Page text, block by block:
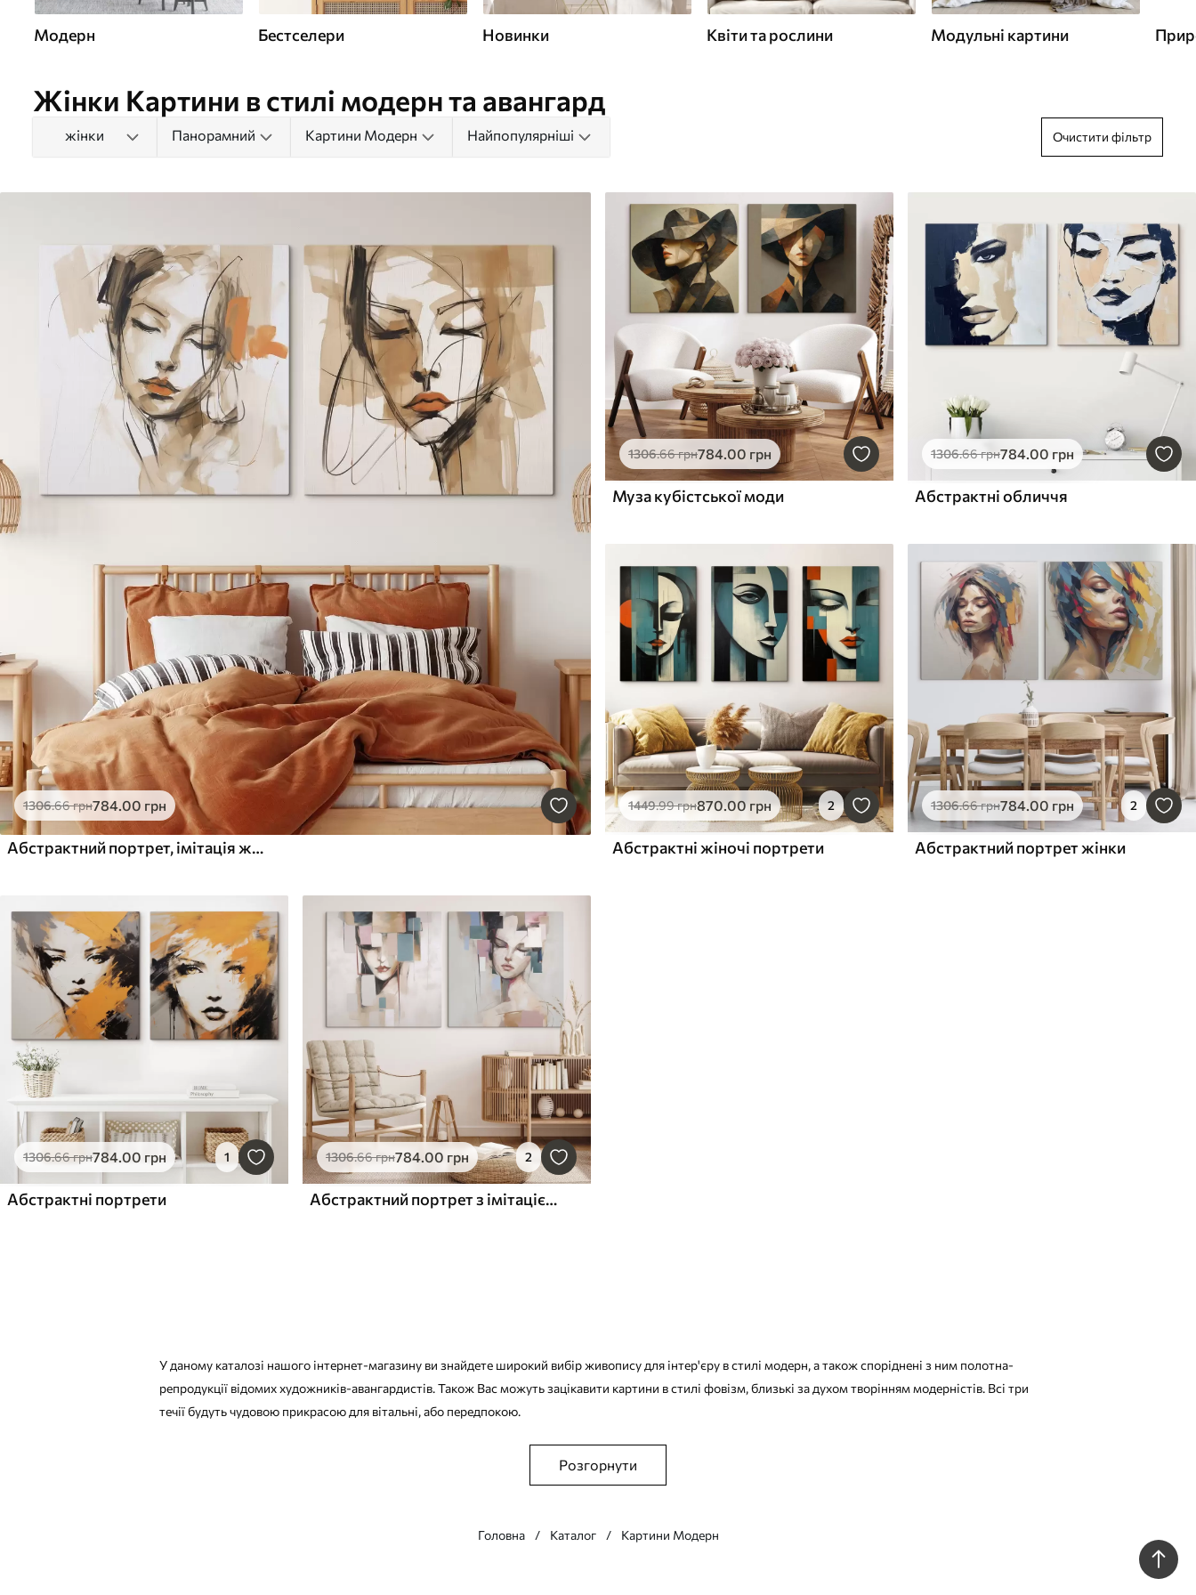
Модерн Бестселери Новинки Квіти та рослини Модульні картини
Жінки Картини в стилі модерн та авангард
жінки Панорамний Картини Модерн Найпопулярніші Очистити фільтр
1306.66грн784.00 грн
Абстрактний портрет, імітація живопису
1306.66грн784.00 грн
Муза кубістської моди
1306.66грн784.00 грн
Абстрактні обличчя
1449.99грн870.00 грн 2
Абстрактні жіночі портрети
1306.66грн784.00 грн 2
Абстрактний портрет жінки
1306.66грн784.00 грн 1
Абстрактні портрети
1306.66грн784.00 грн 2
Абстрактний портрет з імітацією живопису
У даному каталозі нашого інтернет-магазину ви знайдете широкий вибір живопису для інтер'єру в стилі модерн, а також споріднені з ним полотна-
репродукції відомих художників-авангардистів. Також Вас можуть зацікавити картини в стилі фовізм, близькі за духом творінням модерністів. Всі три
течії будуть чудовою прикрасою для вітальні, або передпокою.
Розгорнути
Головна Каталог Картини Модерн